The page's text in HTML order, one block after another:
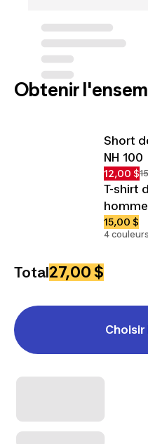
Obtenir
Short
NH 100
12,00 $
T-shirt
15,00 $
4 couleurs
Total27,00 $